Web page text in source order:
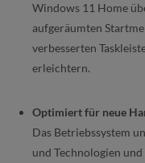
Windows 11 Home
aufgeräumten
verbesserten
erleichtern.
Optimiert für neue
Das Betriebssystem
und Technologien